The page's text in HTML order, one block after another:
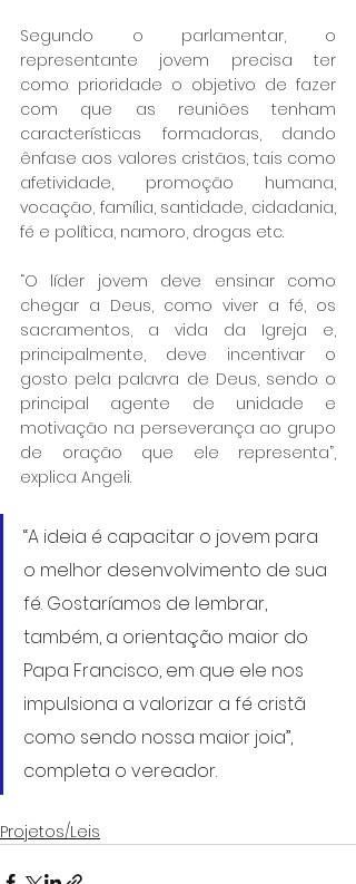
Segundo o parlamentar, o
representante jovem precisa ter
como prioridade o objetivo de fazer
com que as reuniões tenham
características formadoras, dando
ênfase aos valores cristãos, tais como
afetividade, promoção humana,
vocação, família, santidade, cidadania,
fé e política, namoro, drogas etc.
“O líder jovem deve ensinar como
chegar a Deus, como viver a fé, os
sacramentos, a vida da Igreja e,
principalmente, deve incentivar o
gosto pela palavra de Deus, sendo o
principal agente de unidade e
motivação na perseverança ao grupo
de oração que ele representa”,
explica Angeli.
“A ideia é capacitar o jovem para
o melhor desenvolvimento de sua
fé. Gostaríamos de lembrar,
também, a orientação maior do
Papa Francisco, em que ele nos
impulsiona a valorizar a fé cristã
como sendo nossa maior joia”,
completa o vereador.
Projetos/Leis